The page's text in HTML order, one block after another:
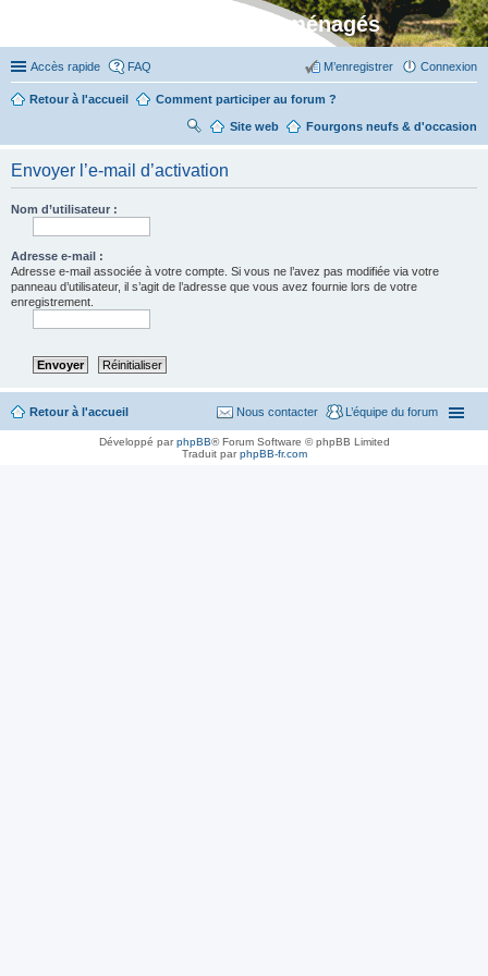
Stylevan - Vans aménagés
Accès rapide FAQ Connexion
M’enregistrer
Retour à l'accueil Comment participer au forum ?
Fourgons neufs & d'occasion
Site web
R
her
Envoyer l’e-mail d’activation
Nom d’utilisateur :
Adresse e-mail :
Adresse e-mail associée à votre compte. Si vous ne l’avez pas modifiée via votre
panneau d’utilisateur, il s’agit de l’adresse que vous avez fournie lors de votre
enregistrement.
Retour à l'accueil L’équipe du forum
Nous contacter
Développé parphpBB® Forum Software © phpBB Limited
Traduit parphpBB-fr.com